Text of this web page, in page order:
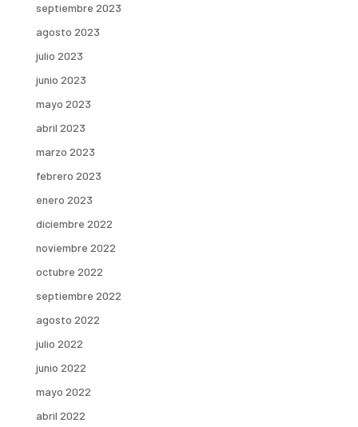
septiembre 2023
agosto 2023
julio 2023
junio 2023
mayo 2023
abril 2023
marzo 2023
febrero 2023
enero 2023
diciembre 2022
noviembre 2022
octubre 2022
septiembre 2022
agosto 2022
julio 2022
junio 2022
mayo 2022
abril 2022